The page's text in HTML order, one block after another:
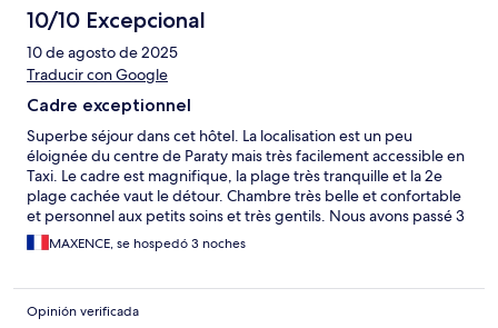
10/10 Excepcional
10 de agosto de 2025
Traducir con Google
Cadre exceptionnel
Superbe séjour dans cet hôtel. La localisation est un peu
éloignée du centre de Paraty mais très facilement accessible en
Taxi. Le cadre est magnifique, la plage très tranquille et la 2e
plage cachée vaut le détour. Chambre très belle et confortable
et personnel aux petits soins et très gentils. Nous avons passé 3
jours paradisiaques.
MAXENCE, se hospedó 3 noches
Opinión verificada